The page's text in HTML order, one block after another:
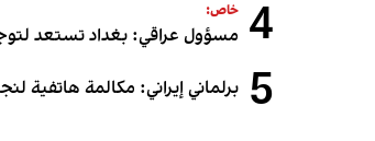
4 خاص:
مسؤول عراقي: بغداد تستعد
5 برلماني إيراني: مكالمة هاتفية